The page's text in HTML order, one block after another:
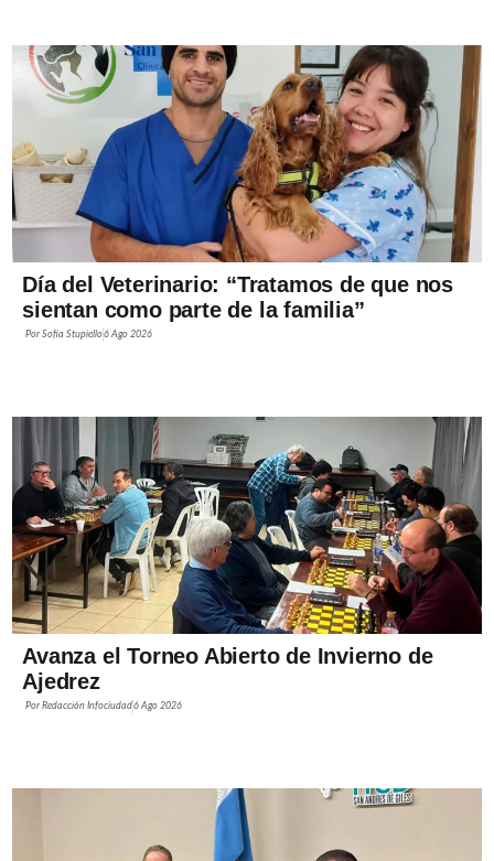
Día del Veterinario: “Tratamos de que nos
sientan como parte de la familia”
PorSofía Stupiello6 Ago 2026
Avanza el Torneo Abierto de Invierno de
Ajedrez
PorRedacción Infociudad6 Ago 2026